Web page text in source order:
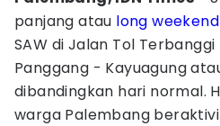
panjang atau long weekend
SAW di Jalan Tol
Panggang - Kayuagung
dibandingkan hari normal.
warga Palembang